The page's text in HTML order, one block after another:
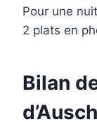
Pour une
2 plats en
Bilan